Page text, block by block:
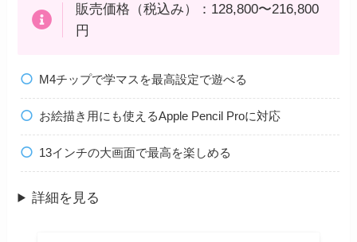
販売価格（税込み）：128,800〜216,800
円
M4チップで学マスを最高設定で遊べる
お絵描き用にも使えるApple Pencil Proに対応
13インチの大画面で最高を楽しめる
詳細を見る